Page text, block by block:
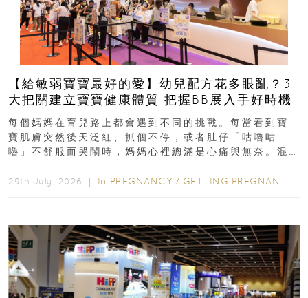
【給敏弱寶寶最好的愛】幼兒配方花多眼亂？3
大把關建立寶寶健康體質 把握BB展入手好時機
每個媽媽在育兒路上都會遇到不同的挑戰。每當看到寶
寶肌膚突然後天泛紅、抓個不停，或者肚仔「咕嚕咕
嚕」不舒服而哭鬧時，媽媽心裡總滿是心痛與無奈。混
29th July, 2026 ｜ In PREGNANCY / GETTING PREGNANT